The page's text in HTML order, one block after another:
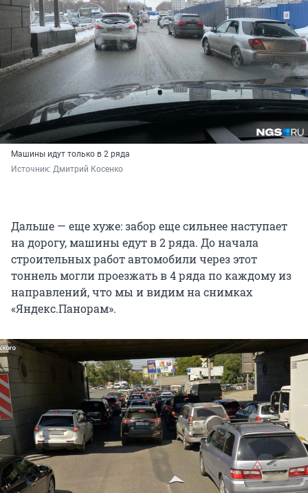
Машины идут только в 2 ряда
Источник: Дмитрий Косенко
Дальше — еще хуже: забор еще сильнее наступает
на дорогу, машины едут в 2 ряда. До начала
строительных работ автомобили через этот
тоннель могли проезжать в 4 ряда по каждому из
направлений, что мы и видим на снимках
«Яндекс.Панорам».